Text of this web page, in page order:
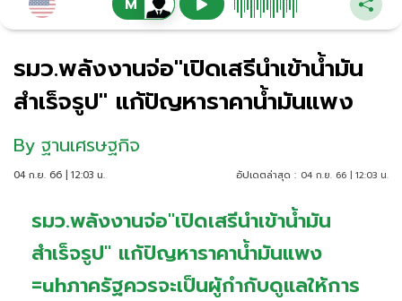
รมว.พลังงานจ่อ"เปิดเสรีนำเข้าน้ำมัน
สำเร็จรูป" แก้ปัญหาราคาน้ำมันแพง
By ฐานเศรษฐกิจ
04 ก.ย. 66 | 12:03 น. อัปเดตล่าสุด : 04 ก.ย. 66 | 12:03 น.
รมว.พลังงานจ่อ"เปิดเสรีนำเข้าน้ำมัน
สำเร็จรูป" แก้ปัญหาราคาน้ำมันแพง
=uhภาครัฐควรจะเป็นผู้กำกับดูแลให้การ